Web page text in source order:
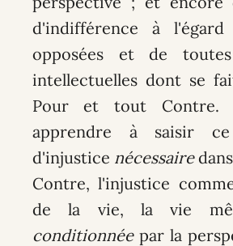
d'indifférence à l'égard
opposées et de
intellectuelles dont se
Pour et tout
apprendre à saisir
d'injustice nécessaire
Contre, l'injustice
de la vie, la vie
conditionnéepar la